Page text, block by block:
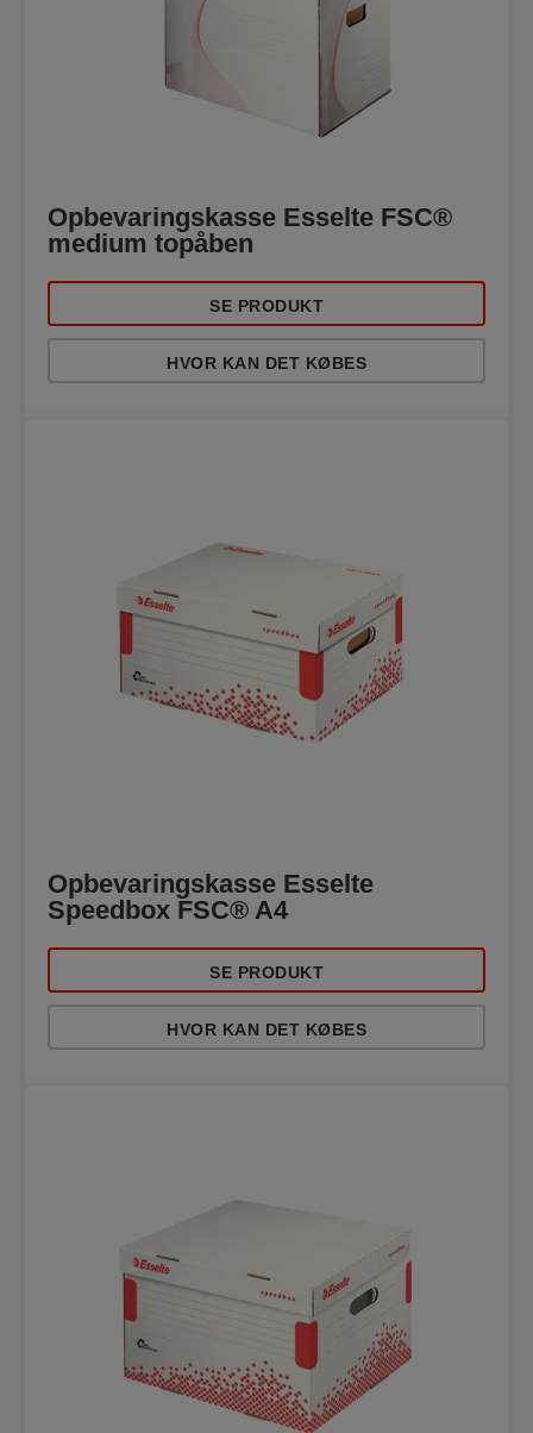
Opbevaringskasse Esselte FSC®
medium topåben
SE PRODUKT
HVOR KAN DET KØBES
Opbevaringskasse Esselte
Speedbox FSC® A4
SE PRODUKT
HVOR KAN DET KØBES